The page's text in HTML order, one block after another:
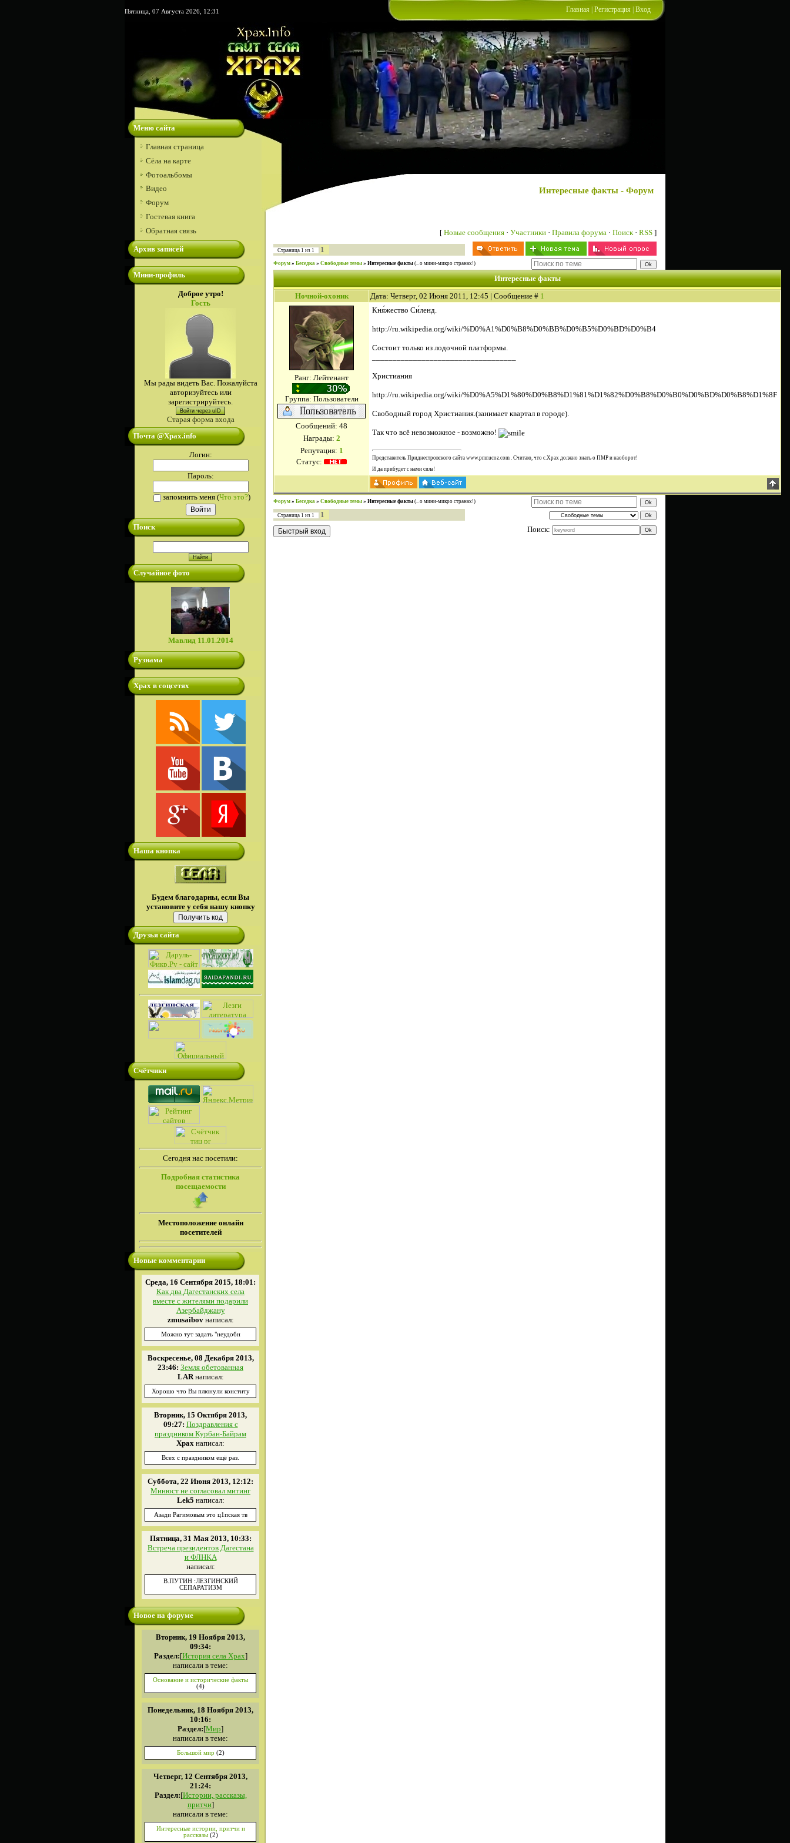
Пятница, 07 Августа 2026, 12:31 Главная Регистрация Вход
Меню сайта
Главная страница
Сёла на карте
Фотоальбомы
Видео
Форум
Гостевая книга
Обратная связь
Архив записей
Мини-профиль
Доброе утро!
Гость
Мы рады видеть Вас. Пожалуйста
авторизуйтесь или
зарегистрируйтесь.
Войти через uID
Старая форма входа
Почта @Xpax.info
Логин:
Пароль:
запомнить меня(Что это?)
Поиск
Случайное фото
Мавлид 11.01.2014
Рузнама
Храх в соцсетях
Наша кнопка
Будем благодарны, если Вы
установите у себя нашу кнопку
Друзья сайта
Счётчики
Сегодня нас посетили:
Подробная статистика
посещаемости
Местоположение онлайн
посетителей
Новые комментарии
Среда, 16 Сентября 2015, 18:01:
Как два Дагестанских села
вместе с жителями подарили
Азербайджану
zmusaibovнаписал:
Можно тут задать "неудобн
Воскресенье, 08 Декабря 2013,
23:46: Земля обетованная
LARнаписал:
Хорошо что Вы плюнули конститу
Вторник, 15 Октября 2013,
09:27: Поздравления с
праздником Курбан-Байрам
Xpax написал:
Всех с праздником ещё раз.
Суббота, 22 Июня 2013, 12:12:
Минюст не согласовал митинг
Lek5 написал:
Азади Рагимовым это ц1пская тв
Пятница, 31 Мая 2013, 10:33:
Встреча президентов Дагестана
и ФЛНКА
написал:
В.ПУТИН :ЛЕЗГИНСКИЙ
СЕПАРАТИЗМ
Новое на форуме
Вторник, 19 Ноября 2013,
09:34:
Раздел:[История села Храх]
написали в теме:
Основание и исторические факты
(4)
Понедельник, 18 Ноября 2013,
10:16:
Раздел:[Мир]
написали в теме:
Большой мир (2)
Четверг, 12 Сентября 2013,
21:24:
Раздел:[Истории, рассказы,
притчи]
написали в теме:
Интересные истории, притчи и
рассказы (2)
Интересные факты - Форум
[ Новые сообщения · Участники · Правила форума · Поиск· RSS ]
Страница 1 из 1 1
Форум » Беседка » Свободные темы » Интересные факты (.. о мини-микро странах!)
Интересные факты
Ночной-охоник
Дата: Четверг, 02 Июня 2011, 12:45 | Сообщение # 1
Ранг: Лейтенант
Группа: Пользователи
Сообщений: 48
Награды: 2
Репутация: 1
Статус:
Кня́жество Си́ленд.
http://ru.wikipedia.org/wiki/%D0%A1%D0%B8%D0%BB%D0%B5%D0%BD%D0%B4
Состоит только из лодочной платформы.
Христиания
http://ru.wikipedia.org/wiki/%D0%A5%D1%80%D0%B8%D1%81%D1%82%D0%B8%D0%B0%D0%BD%D0%B8%D1%8F
Свободный город Христиания.(занимает квартал в городе).
Так что всё невозможное - возможно!
Представитель Приднестровского сайта www.pmr.ucoz.com . Считаю, что с.Храх должно знать о ПМР и наоборот!
И да прибудет с нами сила!
Форум » Беседка » Свободные темы » Интересные факты (.. о мини-микро странах!)
Страница 1 из 1
1
Поиск: